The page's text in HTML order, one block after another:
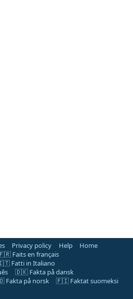
Privacy policy Help
Home
Faits en français
Fatti in Italiano
🇩🇰 Fakta på dansk
Fakta på norsk
🇫🇮 Faktat suomeksi